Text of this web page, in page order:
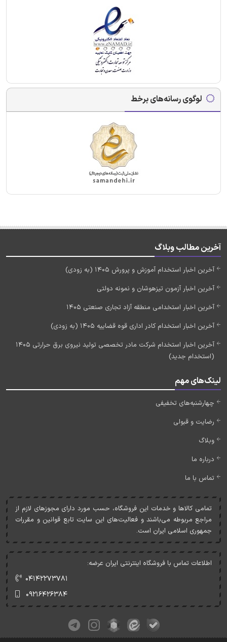
لوگوی رسانه‌های برخط
آخرین مطالب وبلاگ
آخرین اخبار استخدام آموزش و پرورش 1405 (به زودی)
آخرین اخبار آزمون تیزهوشان و نمونه دولتی
آخرین اخبار استخدامی منطقه آزاد تجاری صنعتی 1405
آخرین اخبار استخدام کادر اداری قوه قضاییه 1405 (به زودی)
آخرین اخبار استخدام شرکت مادر تخصصی تولید نیروی برق حرارتی 1405
(استخدام جدید)
لینک‌های مهم
چهارشنبه‌های تخفیفی
رضایت و قبولی
وبلاگ
درباره ما
تماس با ما
تمامی کالاها و خدمات اين فروشگاه، حسب مورد دارای مجوزهای لازم از
مراجع مربوطه می‌باشند و فعاليت‌های اين سايت تابع قوانين و مقررات
جمهوری اسلامی ايران است.
اطلاعات تماس با فروشگاه اینترنتی ایران عرضه:
۰۴۱۴۲۲۷۳۷۸۱
۰۹۲۱۶۴۲۶۳۸۴